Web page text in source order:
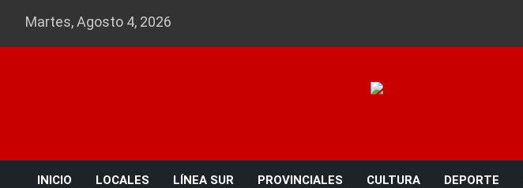
Martes, Agosto 4, 2026
INICIO LOCALES LÍNEA SUR PROVINCIALES CULTURA DEPORTE